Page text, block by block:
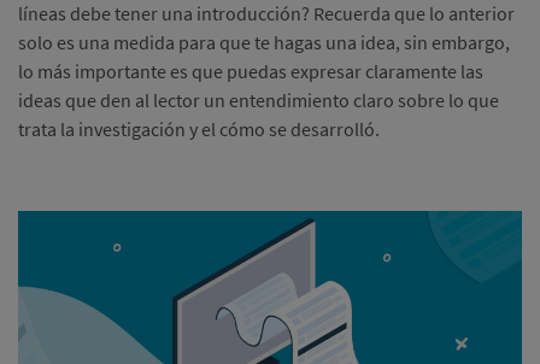
líneas debe tener una introducción? Recuerda que lo anterior
solo es una medida para que te hagas una idea, sin embargo,
lo más importante es que puedas expresar claramente las
ideas que den al lector un entendimiento claro sobre lo que
trata la investigación y el cómo se desarrolló.